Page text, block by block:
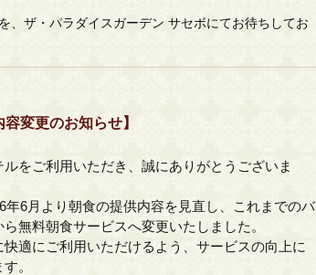
、ザ・パラダイスガーデン サセボにてお待ちしてお
容変更のお知らせ】
をご利用いただき、誠にありがとうございま
年6月より朝食の提供内容を見直し、これまでのバ
無料朝食サービスへ変更いたしました。
適にご利用いただけるよう、サービスの向上に
。